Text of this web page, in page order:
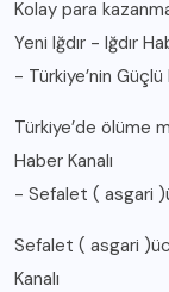
Kolay para
Yeni Iğdır - Iğdır
- Türkiye’nin
Türkiye’de ölüme
Haber Kanalı
- Sefalet ( asgari
Sefalet ( asgari
Kanalı